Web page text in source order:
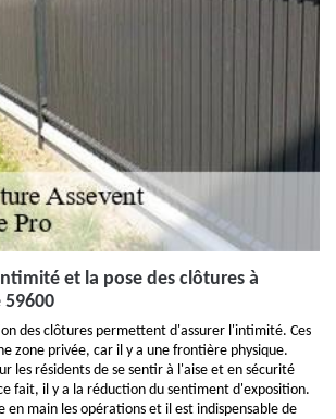
et la pose des clôtures à
59600
des clôtures permettent d'assurer l'intimité. Ces
zone privée, car il y a une frontière physique.
les résidents de se sentir à l'aise et en sécurité
fait, il y a la réduction du sentiment d'exposition.
en main les opérations et il est indispensable de